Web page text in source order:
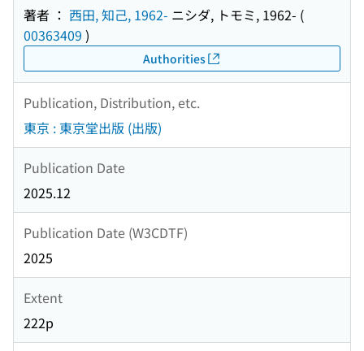
著者 ： 西田, 知己, 1962- ニシダ, トモミ, 1962- (
00363409 )
Authorities
Publication, Distribution, etc.
東京 : 東京堂出版 (出版)
Publication Date
2025.12
Publication Date (W3CDTF)
2025
Extent
222p